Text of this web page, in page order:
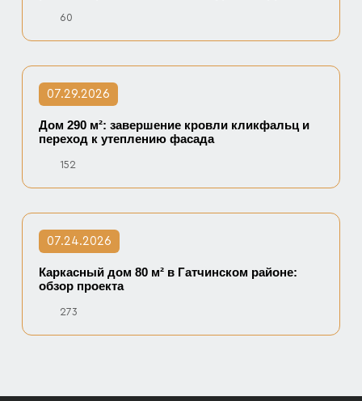
60
07.29.2026
Дом 290 м²: завершение кровли кликфальц и
переход к утеплению фасада
152
07.24.2026
Каркасный дом 80 м² в Гатчинском районе:
обзор проекта
273